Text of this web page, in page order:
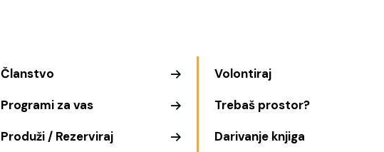
Članstvo
Programi za vas
Produži / Rezerviraj
Volontiraj
Trebaš prostor?
Darivanje knjiga